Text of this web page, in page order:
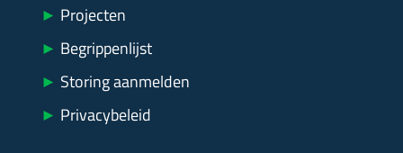
► Projecten
► Begrippenlijst
► Storing aanmelden
► Privacybeleid